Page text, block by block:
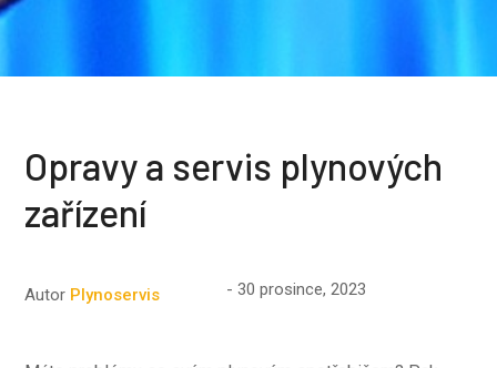
Opravy a servis plynových
zařízení
Autor Plynoservis 30 prosince, 2023